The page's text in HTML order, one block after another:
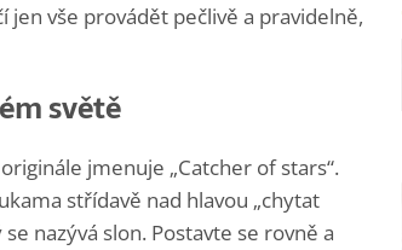
vše provádět pečlivě a pravidelně,
světě
jmenuje „Catcher of stars“.
střídavě nad hlavou „chytat
nazývá slon. Postavte se rovně a